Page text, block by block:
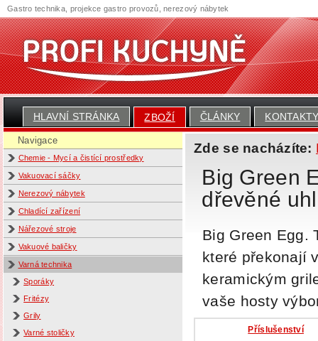
HLAVNÍ STRÁNKA ZBOŽÍ ČLÁNKY
Navigace
Chemie - Mycí a čistící prostředky
Vakuovací sáčky
Nerezový nábytek
Chladící zařízení
Nářezové stroje
Vakuové baličky
Varná technika
Sporáky
Fritézy
Grily
Varné stoličky
Zde se nacházíte:
Big Green
dřevěné
Big Green Egg.
které překonají
keramickým
vaše hosty
Příslušenství
Gastro technika, projekce gastro provozů, nerezový nábytek